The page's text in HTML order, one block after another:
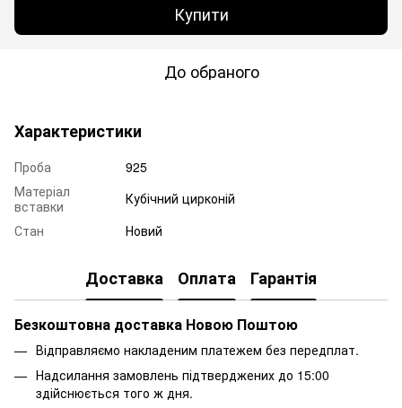
Купити
До обраного
Характеристики
Проба
925
Матеріал
вставки
Кубічний цирконій
Стан
Новий
Доставка Оплата Гарантія
Безкоштовна доставка Новою Поштою
Відправляємо накладеним платежем без передплат.
Надсилання замовлень підтверджених до 15:00
здійснюється того ж дня.